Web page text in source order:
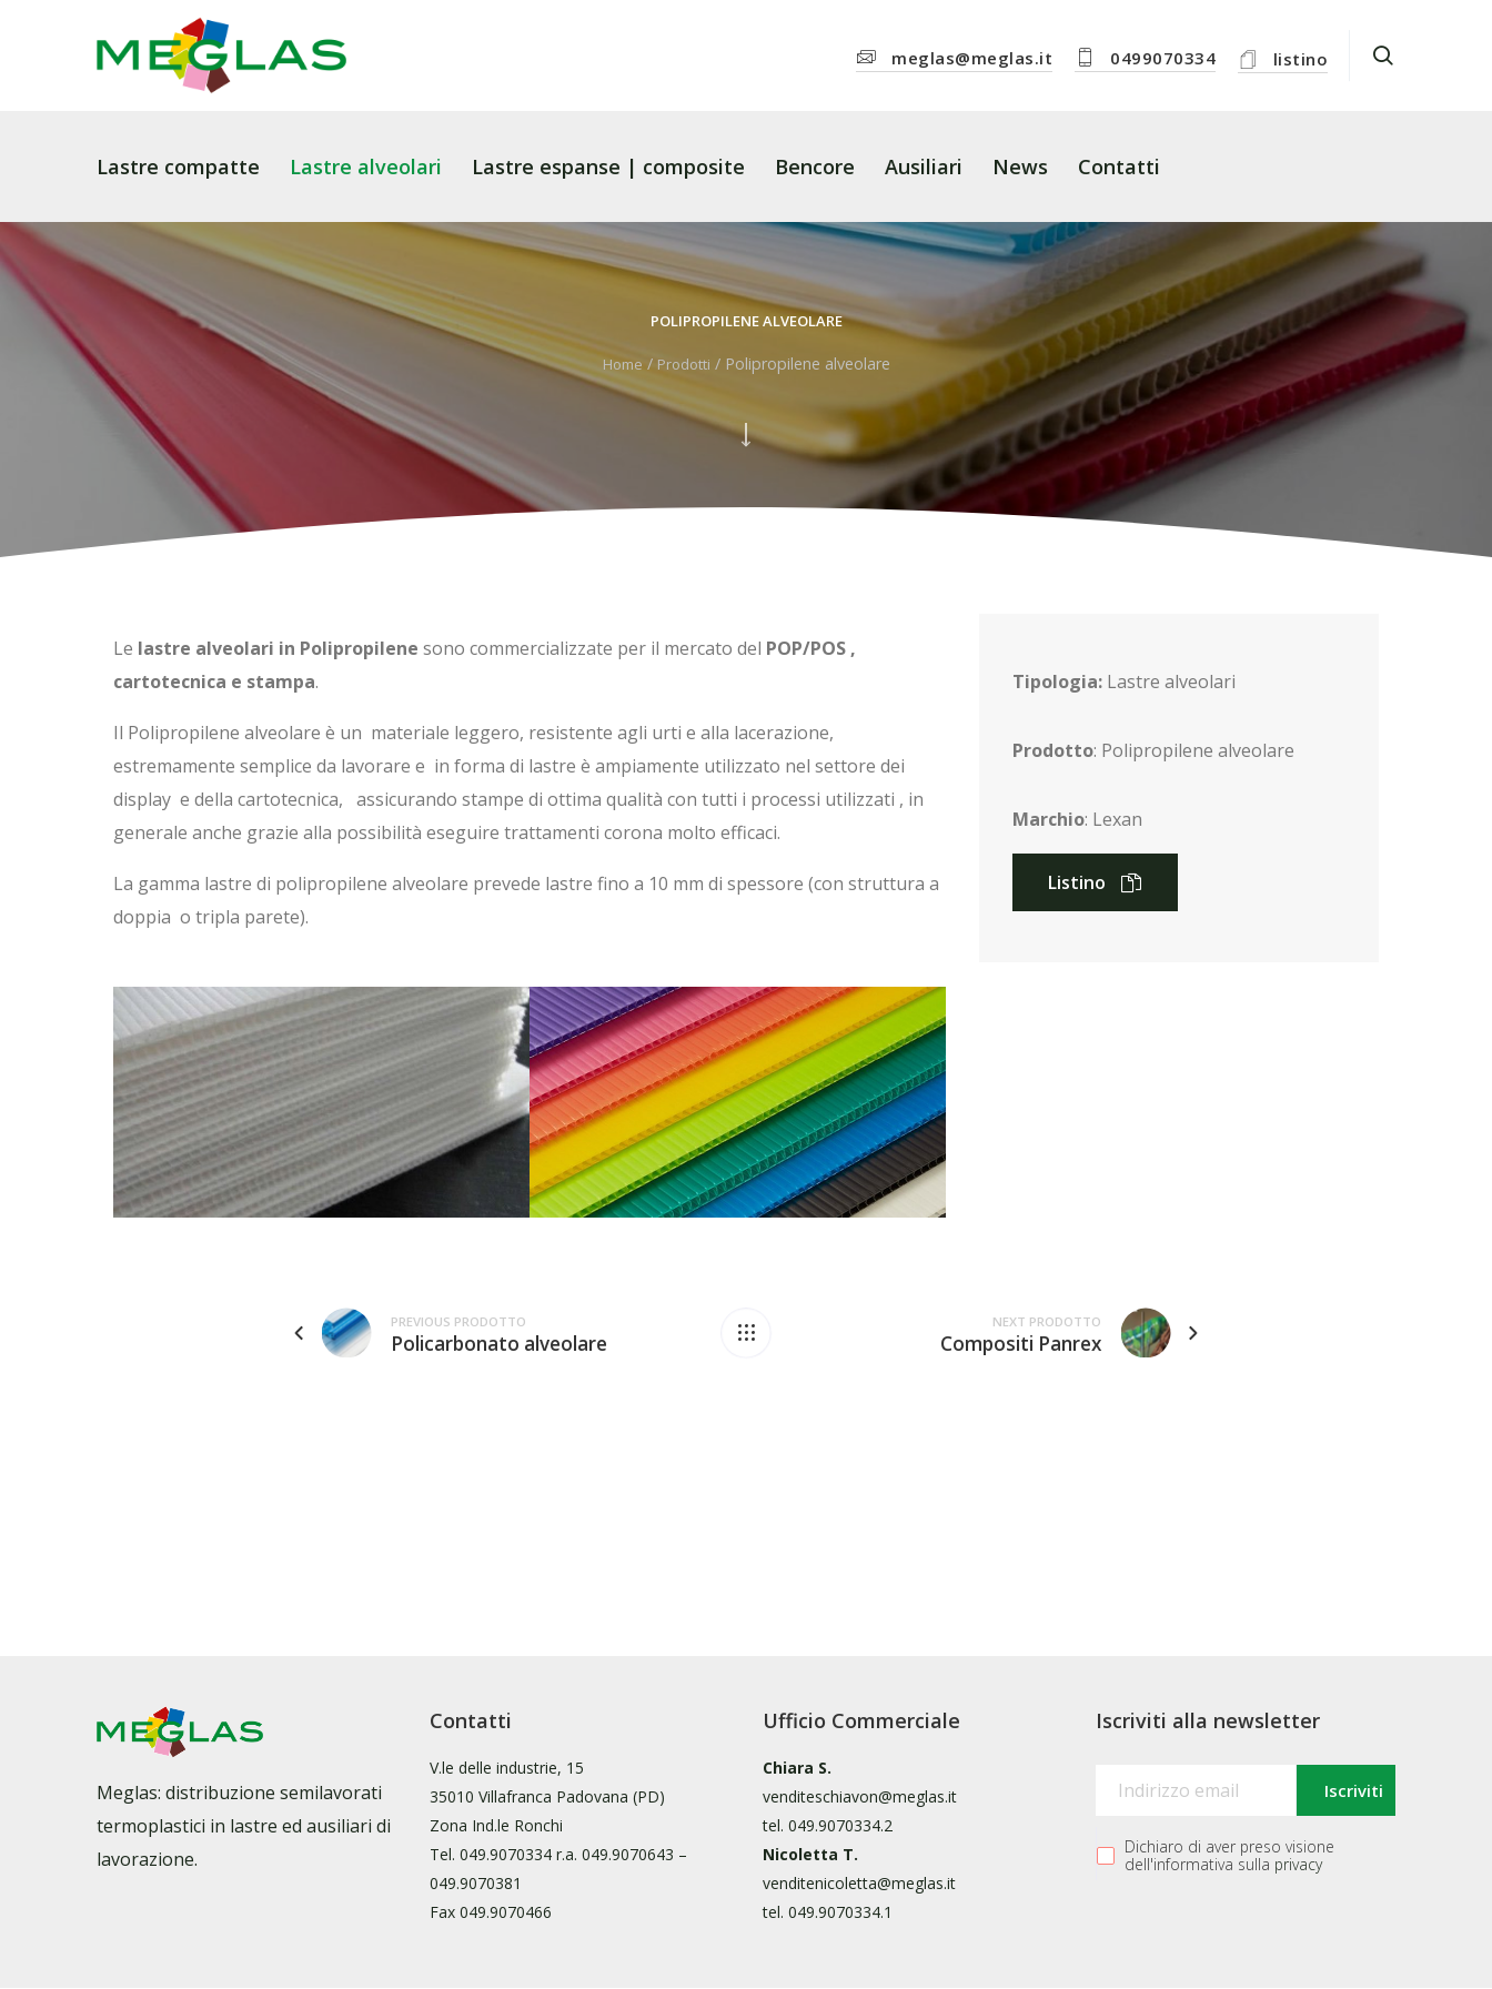
meglas@meglas.it 0499070334 listino
Lastre compatte Lastre alveolari Lastre espanse | composite Bencore Ausiliari News Contatti
POLIPROPILENE ALVEOLARE
Home / Prodotti /Polipropilene alveolare
Le lastre alveolari in Polipropilene sono commercializzate per il mercato del POP/POS ,
cartotecnica e stampa.
Il Polipropilene alveolare è un materiale leggero, resistente agli urti e alla lacerazione,
estremamente semplice da lavorare e in forma di lastre è ampiamente utilizzato nel settore dei
display e della cartotecnica, assicurando stampe di ottima qualità con tutti i processi utilizzati , in
generale anche grazie alla possibilità eseguire trattamenti corona molto efficaci.
La gamma lastre di polipropilene alveolare prevede lastre fino a 10 mm di spessore (con struttura a
doppia o tripla parete).
Tipologia: Lastre alveolari
Prodotto: Polipropilene alveolare
Marchio: Lexan
Listino
PREVIOUS PRODOTTO
Policarbonato alveolare
NEXT PRODOTTO
Compositi Panrex
Meglas: distribuzione semilavorati
termoplastici in lastre ed ausiliari di
lavorazione.
Contatti
V.le delle industrie, 15
35010 Villafranca Padovana (PD)
Zona Ind.le Ronchi
Tel. 049.9070334 r.a. 049.9070643 –
049.9070381
Fax 049.9070466
Ufficio Commerciale
Chiara S.
venditeschiavon@meglas.it
tel. 049.9070334.2
Nicoletta T.
venditenicoletta@meglas.it
tel. 049.9070334.1
Iscriviti alla newsletter
Dichiaro di aver preso visione
dell'informativa sulla privacy